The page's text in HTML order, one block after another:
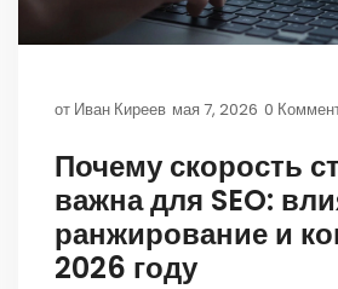
от Иван Киреев мая 7, 2026 0
Почему скорость
важна для SEO:
ранжирование и
2026 году